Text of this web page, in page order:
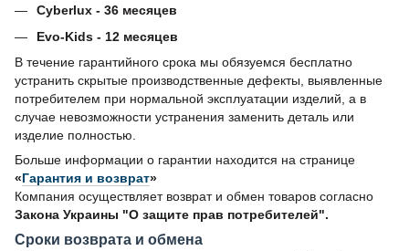
Cyberlux - 36 месяцев
Evo-Kids - 12 месяцев
В течение гарантийного срока мы обязуемся бесплатно
устранить скрытые производственные дефекты, выявленные
потребителем при нормальной эксплуатации изделий, а в
случае невозможности устранения заменить деталь или
изделие полностью.
Больше информации о гарантии находится на странице
«Гарантия и возврат»
Компания осуществляет возврат и обмен товаров согласно
Закона Украины "О защите прав потребителей".
Сроки возврата и обмена